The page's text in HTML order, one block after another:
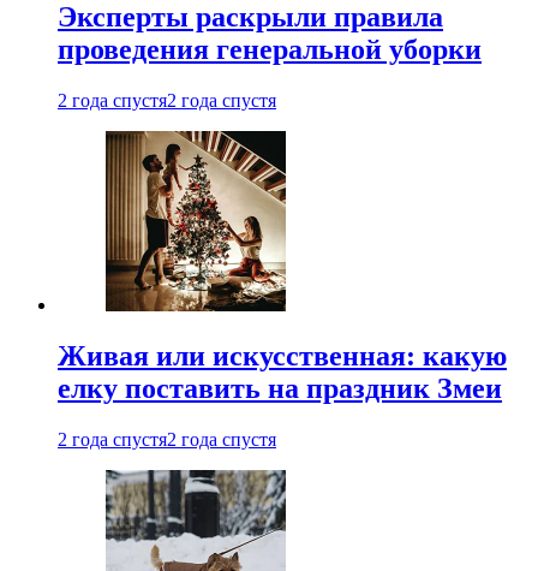
Эксперты раскрыли правила
проведения генеральной уборки
2 года спустя2 года спустя
Живая или искусственная: какую
елку поставить на праздник Змеи
2 года спустя2 года спустя